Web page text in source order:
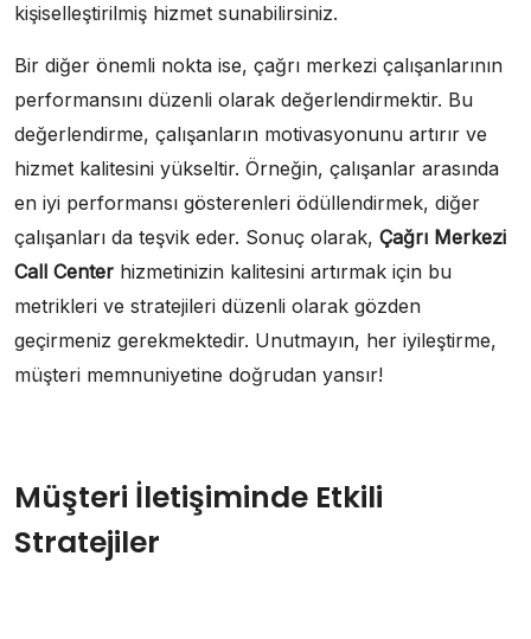
kişiselleştirilmiş hizmet sunabilirsiniz.
Bir diğer önemli nokta ise, çağrı merkezi çalışanlarının
performansını düzenli olarak değerlendirmektir. Bu
değerlendirme, çalışanların motivasyonunu artırır ve
hizmet kalitesini yükseltir. Örneğin, çalışanlar arasında
en iyi performansı gösterenleri ödüllendirmek, diğer
çalışanları da teşvik eder. Sonuç olarak, Çağrı Merkezi
Call Center hizmetinizin kalitesini artırmak için bu
metrikleri ve stratejileri düzenli olarak gözden
geçirmeniz gerekmektedir. Unutmayın, her iyileştirme,
müşteri memnuniyetine doğrudan yansır!
Müşteri İletişiminde Etkili
Stratejiler